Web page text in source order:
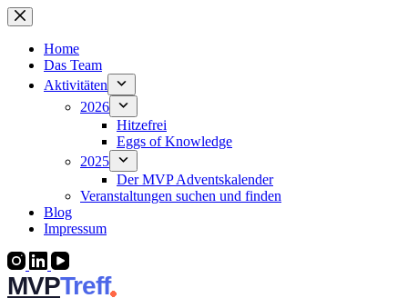
Zum
Inhalt
springenHome
Das Team
Aktivitäten
2026
Hitzefrei
Eggs of Knowledge
2025
Der MVP Adventskalender
Veranstaltungen suchen und finden
Blog
Impressum
MVP